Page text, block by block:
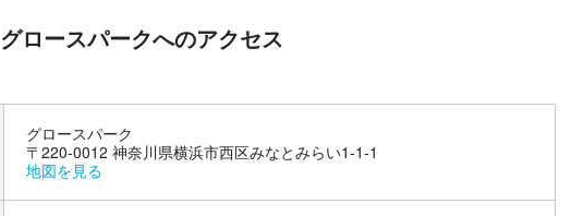
グロースパークへのアクセス
グロースパーク
〒220-0012 神奈川県横浜市西区みなとみらい1-1-1
地図を見る